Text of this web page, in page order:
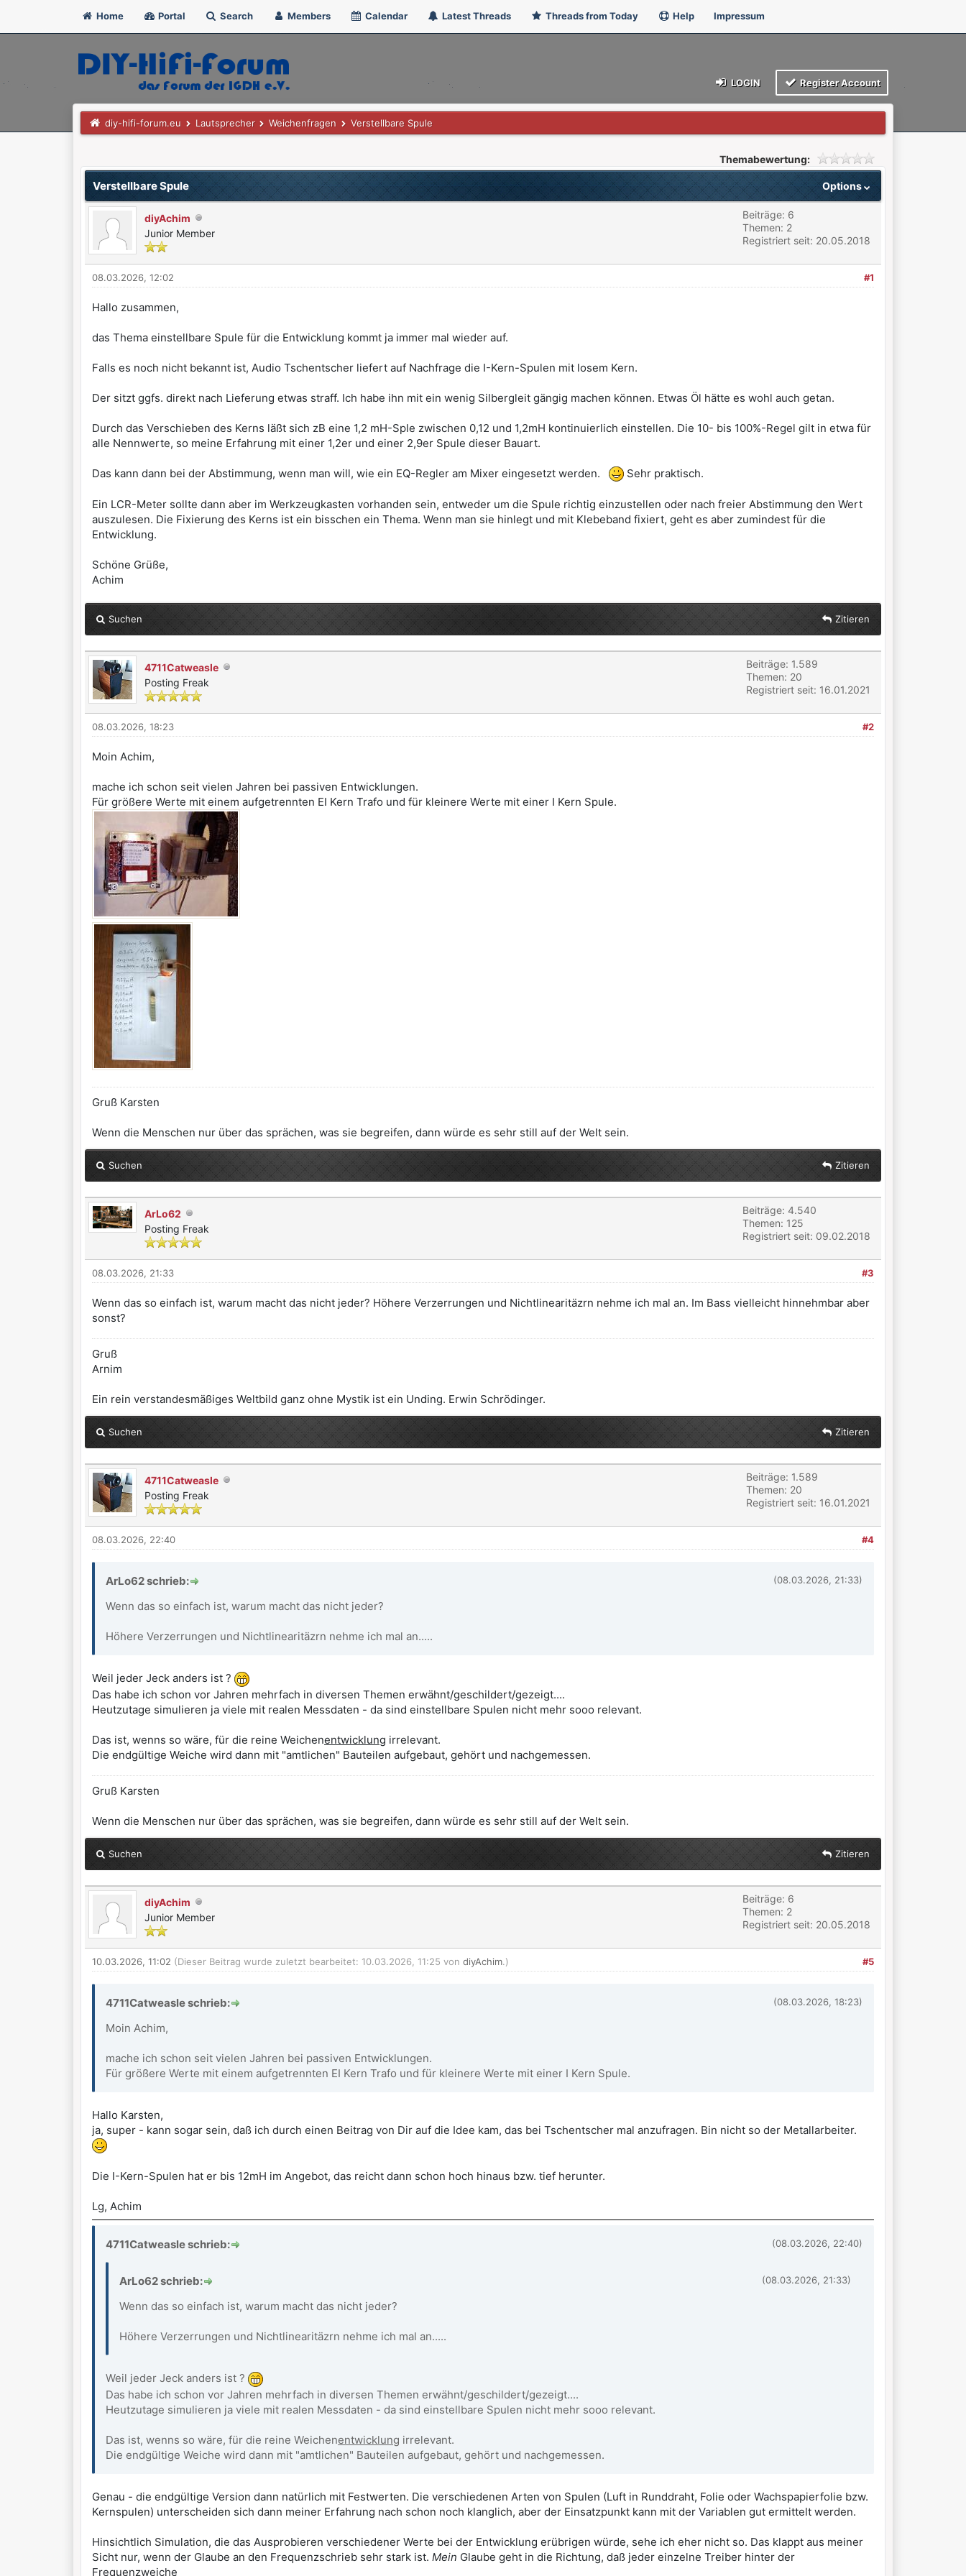
Home Portal Search Members Calendar Latest Threads Threads from Today Help Impressum
LOGIN Register Account
diy-hifi-forum.eu Lautsprecher Weichenfragen Verstellbare Spule
Themabewertung:
Options
Verstellbare Spule
diyAchim
Junior Member
Beiträge: 6
Themen: 2
Registriert seit: 20.05.2018
#1
08.03.2026, 12:02
Hallo zusammen,
das Thema einstellbare Spule für die Entwicklung kommt ja immer mal wieder auf.
Falls es noch nicht bekannt ist, Audio Tschentscher liefert auf Nachfrage die I-Kern-Spulen mit losem Kern.
Der sitzt ggfs. direkt nach Lieferung etwas straff. Ich habe ihn mit ein wenig Silbergleit gängig machen können. Etwas Öl hätte es wohl auch getan.
Durch das Verschieben des Kerns läßt sich zB eine 1,2 mH-Sple zwischen 0,12 und 1,2mH kontinuierlich einstellen. Die 10- bis 100%-Regel gilt in etwa für
alle Nennwerte, so meine Erfahrung mit einer 1,2er und einer 2,9er Spule dieser Bauart.
Das kann dann bei der Abstimmung, wenn man will, wie ein EQ-Regler am Mixer eingesetzt werden. Sehr praktisch.
Ein LCR-Meter sollte dann aber im Werkzeugkasten vorhanden sein, entweder um die Spule richtig einzustellen oder nach freier Abstimmung den Wert
auszulesen. Die Fixierung des Kerns ist ein bisschen ein Thema. Wenn man sie hinlegt und mit Klebeband fixiert, geht es aber zumindest für die
Entwicklung.
Schöne Grüße,
Achim
Suchen Zitieren
4711Catweasle
Posting Freak
Beiträge: 1.589
Themen: 20
Registriert seit: 16.01.2021
#2
08.03.2026, 18:23
Moin Achim,
mache ich schon seit vielen Jahren bei passiven Entwicklungen.
Für größere Werte mit einem aufgetrennten EI Kern Trafo und für kleinere Werte mit einer I Kern Spule.
Gruß Karsten
Wenn die Menschen nur über das sprächen, was sie begreifen, dann würde es sehr still auf der Welt sein.
Suchen Zitieren
ArLo62
Posting Freak
Beiträge: 4.540
Themen: 125
Registriert seit: 09.02.2018
#3
08.03.2026, 21:33
Wenn das so einfach ist, warum macht das nicht jeder? Höhere Verzerrungen und Nichtlinearitäzrn nehme ich mal an. Im Bass vielleicht hinnehmbar aber
sonst?
Gruß
Arnim
Ein rein verstandesmäßiges Weltbild ganz ohne Mystik ist ein Unding. Erwin Schrödinger.
Suchen Zitieren
4711Catweasle
Posting Freak
Beiträge: 1.589
Themen: 20
Registriert seit: 16.01.2021
#4
08.03.2026, 22:40
(08.03.2026, 21:33)
ArLo62 schrieb:
Wenn das so einfach ist, warum macht das nicht jeder?
Höhere Verzerrungen und Nichtlinearitäzrn nehme ich mal an.....
Weil jeder Jeck anders ist ?
Das habe ich schon vor Jahren mehrfach in diversen Themen erwähnt/geschildert/gezeigt....
Heutzutage simulieren ja viele mit realen Messdaten - da sind einstellbare Spulen nicht mehr sooo relevant.
Das ist, wenns so wäre, für die reine Weichenentwicklung irrelevant.
Die endgültige Weiche wird dann mit "amtlichen" Bauteilen aufgebaut, gehört und nachgemessen.
Gruß Karsten
Wenn die Menschen nur über das sprächen, was sie begreifen, dann würde es sehr still auf der Welt sein.
Suchen Zitieren
diyAchim
Junior Member
Beiträge: 6
Themen: 2
Registriert seit: 20.05.2018
#5
10.03.2026, 11:02 (Dieser Beitrag wurde zuletzt bearbeitet: 10.03.2026, 11:25 von diyAchim.)
(08.03.2026, 18:23)
4711Catweasle schrieb:
Moin Achim,
mache ich schon seit vielen Jahren bei passiven Entwicklungen.
Für größere Werte mit einem aufgetrennten EI Kern Trafo und für kleinere Werte mit einer I Kern Spule.
Hallo Karsten,
ja, super - kann sogar sein, daß ich durch einen Beitrag von Dir auf die Idee kam, das bei Tschentscher mal anzufragen. Bin nicht so der Metallarbeiter.
Die I-Kern-Spulen hat er bis 12mH im Angebot, das reicht dann schon hoch hinaus bzw. tief herunter.
Lg, Achim
(08.03.2026, 22:40)
4711Catweasle schrieb:
(08.03.2026, 21:33)
ArLo62 schrieb:
Wenn das so einfach ist, warum macht das nicht jeder?
Höhere Verzerrungen und Nichtlinearitäzrn nehme ich mal an.....
Weil jeder Jeck anders ist ?
Das habe ich schon vor Jahren mehrfach in diversen Themen erwähnt/geschildert/gezeigt....
Heutzutage simulieren ja viele mit realen Messdaten - da sind einstellbare Spulen nicht mehr sooo relevant.
Das ist, wenns so wäre, für die reine Weichenentwicklung irrelevant.
Die endgültige Weiche wird dann mit "amtlichen" Bauteilen aufgebaut, gehört und nachgemessen.
Genau - die endgültige Version dann natürlich mit Festwerten. Die verschiedenen Arten von Spulen (Luft in Runddraht, Folie oder Wachspapierfolie bzw.
Kernspulen) unterscheiden sich dann meiner Erfahrung nach schon noch klanglich, aber der Einsatzpunkt kann mit der Variablen gut ermittelt werden.
Hinsichtlich Simulation, die das Ausprobieren verschiedener Werte bei der Entwicklung erübrigen würde, sehe ich eher nicht so. Das klappt aus meiner
Sicht nur, wenn der Glaube an den Frequenzschrieb sehr stark ist. Mein Glaube geht in die Richtung, daß jeder einzelne Treiber hinter der
Frequenzweiche